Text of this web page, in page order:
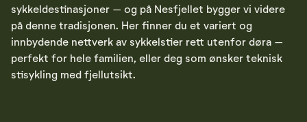
sykkeldestinasjoner – og på Nesfjellet bygger vi videre
på denne tradisjonen. Her finner du et variert og
innbydende nettverk av sykkelstier rett utenfor døra –
perfekt for hele familien, eller deg som ønsker teknisk
stisykling med fjellutsikt.